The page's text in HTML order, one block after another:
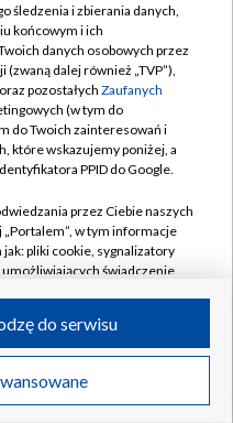
TVP
S.A. w likwidacji
śledzenia i zbierania danych,
końcowym i ich
danych osobowych przez
(zwaną dalej również „TVP”),
oraz pozostałych Zaufanych
(w tym do
do Twoich zainteresowań i
które wskazujemy poniżej, a
PPID do Google.
przez Ciebie naszych
„Portalem”, w tym informacje
pliki cookie, sygnalizatory
świadczenie
przez Ciebie
jak adresy IP, identyfikatory
do serwisu